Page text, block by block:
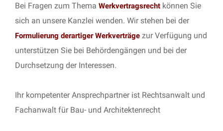
Bei Fragen zum Thema Werkvertragsrecht können Sie
sich an unsere Kanzlei wenden. Wir stehen bei der
Formulierung derartiger Werkverträge zur Verfügung und
unterstützen Sie bei Behördengängen und bei der
Durchsetzung der Interessen.
Ihr kompetenter Ansprechpartner ist Rechtsanwalt und
Fachanwalt für Bau- und Architektenrecht